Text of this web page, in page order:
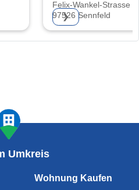
Felix-Wankel-Strasse 5
97526 Sennfeld
❯
Umkreis
Wohnung Kaufen